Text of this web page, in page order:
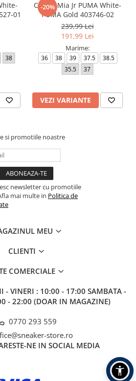
01
38
-20%
Carina Mia Jr PUMA White-
PUMA Gold 403746-02
239,99 Lei
191,99 Lei
Marime:
36 38 39 37.5
38.5
35.5
37
VEZI VARIANTE
si promotiile noastre
newsletter cu promotiile
mai multe in Politica de
MEU
CLIENTI
COMERCIALE
- VINERI : 10:00 - 17:00 SAMBATA -
- 22:00 (DOAR IN MAGAZINE)
0770 293 559
store.ro
NE IN SOCIAL MEDIA